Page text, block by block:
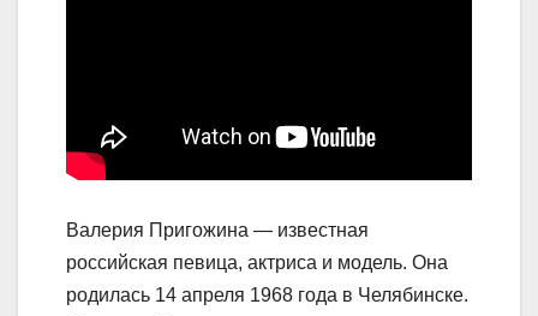
Валерия Пригожина — известная
российская певица, актриса и модель. Она
родилась 14 апреля 1968 года в Челябинске.